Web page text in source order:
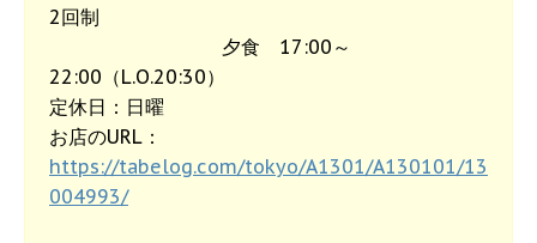
2回制
夕食 17:00～
22:00（L.O.20:30）
定休日：日曜
お店のURL：
https://tabelog.com/tokyo/A1301/A130101/13
004993/